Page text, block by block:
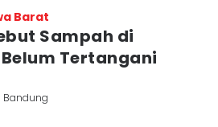
Barat
Sampah di
Tertangani
Bandung